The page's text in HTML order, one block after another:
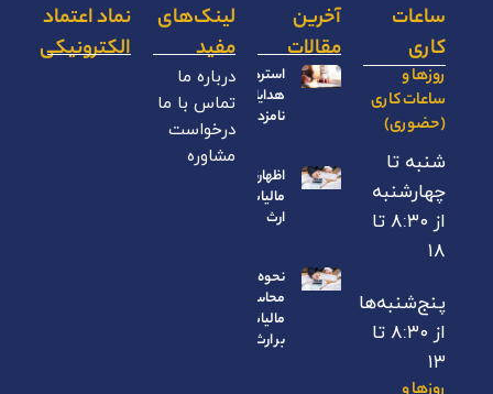
ساعات
کاری
روزها و
ساعات کاری
(حضوری)
شنبه تا
چهارشنبه
از ۸:۳۰ تا
۱۸
پنج‌شنبه‌ها
از ۸:۳۰ تا
۱۳
آخرین
مقالات
استرداد
هدایای
نامزدی
اظهارنامه
مالیات بر
ارث
نحوه
محاسبه
مالیات
بر ارث
لینک‌های
مفید
درباره ما
تماس با ما
درخواست
مشاوره
نماد اعتماد
الکترونیکی